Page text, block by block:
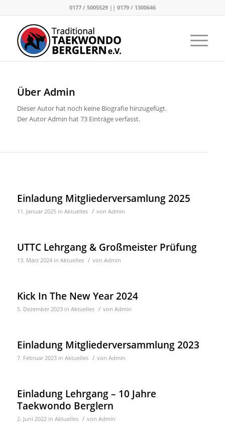
0177 / 5005529 || 0179 / 1300646
ÜberAdmin
Dieser Autor hat noch keine Biografie hinzugefügt.
Der AutorAdmin hat 73 Einträge verfasst.
Einladung Mitgliederversamlung 2025
11. Januar 2025 in Aktuelles / von Admin
UTTC Lehrgang & Großmeister Prüfung
13. März 2024 in Aktuelles / von Admin
Kick In The New Year 2024
5. Dezember 2023 in Aktuelles / von Admin
Einladung Mitgliederversammlung 2023
7. Februar 2023 in Aktuelles / von Admin
Einladung Lehrgang – 10 Jahre
Taekwondo Berglern
2. Juni 2022 in Aktuelles / von Admin